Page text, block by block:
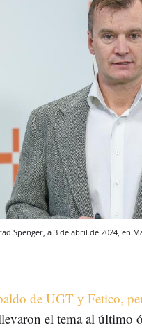
Spenger, a 3 de abril de 2024, en
de UGT y Fetico,
el tema al último